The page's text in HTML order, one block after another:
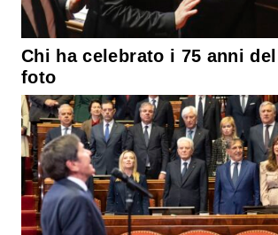
Chi ha celebrato i 75 anni
foto